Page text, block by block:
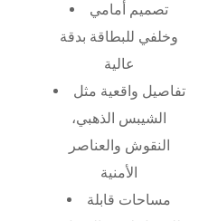
تصميم أمامي
وخلفي للبطاقة بدقة
عالية
تفاصيل واقعية مثل
الشيبس الذهبي،
النقوش والعناصر
الأمنية
مساحات قابلة